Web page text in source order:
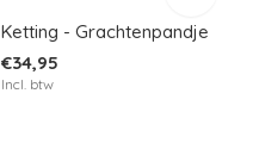
Ketting - Grachtenpandje
€34,95
Incl. btw